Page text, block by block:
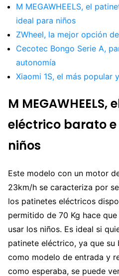
M MEGAWHEELS, el
ideal para niños
ZWheel, la mejor opción
Cecotec Bongo Serie A,
autonomía
Xiaomi 1S, el más popular
M
eléctrico barato
niños
Este modelo con un motor
23km/h se caracteriza por
los patinetes eléctricos
permitido de 70 Kg hace
usar los niños. Es ideal si
patinete eléctrico, ya que
como modelo de entrada y
como esperaba, se puede